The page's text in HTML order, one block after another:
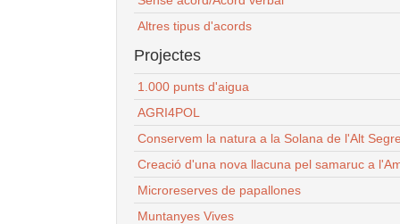
Altres tipus d'acords
Projectes
1.000 punts d'aigua
AGRI4POL
Conservem la natura a la Solana de l'Alt
Creació d'una nova llacuna pel samaruc a
Microreserves de papallones
Muntanyes Vives